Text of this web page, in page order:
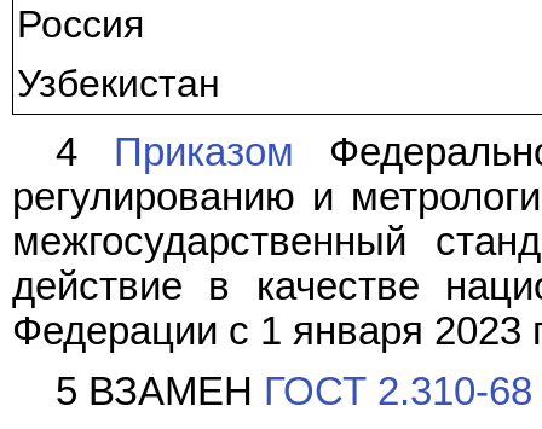
Россия
Узбекистан
4 Приказом
регулированию и
межгосударственный
действие в качестве
Федерации с 1 января 2023
5 ВЗАМЕН ГОСТ 2.310-68